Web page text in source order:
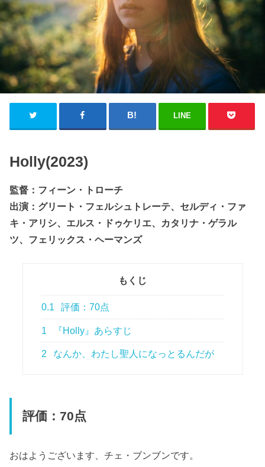
LINE
Holly(2023)
監督：フィーン・トローチ
出演：グリート・フェルシュトレーテ、セルディ・ファ
キ・アリシ、エルス・ドゥケリエ、カタリナ・ゲラル
ツ、フェリックス・ヘーマンズ
もくじ
0.1 評価：70点
1 『Holly』あらすじ
2 なんか、わたし聖人になっとるんだが
評価：70点
おはようございます、チェ・ブンブンです。